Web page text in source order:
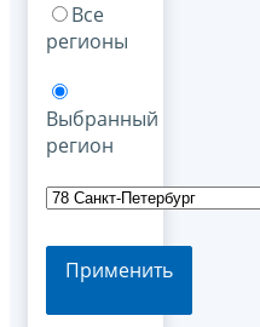
Все
регионы
Выбранный
регион
Применить